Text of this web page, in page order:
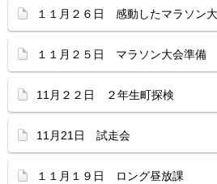
１１月２６日 感動したマラソン
１１月２５日 マラソン大会準備
11月２２日 ２年生町探検
11月21日 試走会
１１月１９日 ロング昼放課